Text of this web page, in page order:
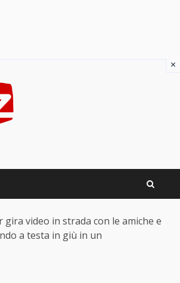
gira video in strada con le amiche e
a testa in giù in un
×